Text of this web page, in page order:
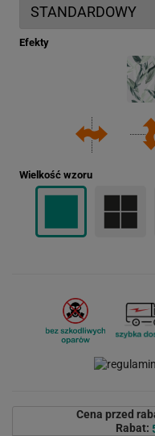
Efekty
Wielkość wzoru
Cena przed
Rabat: